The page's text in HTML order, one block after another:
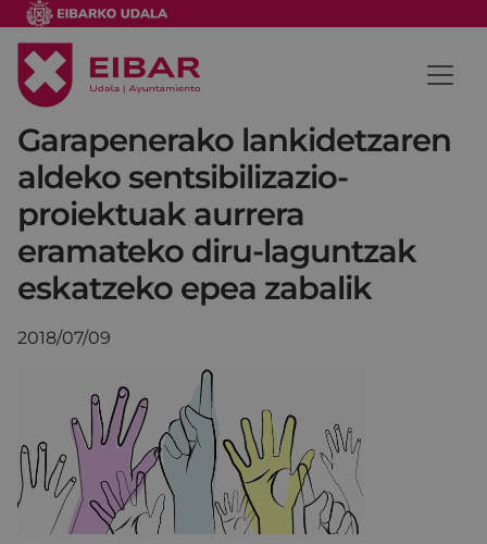
Garapenerako lankidetzaren
aldeko sentsibilizazio-
proiektuak aurrera
eramateko diru-laguntzak
eskatzeko epea zabalik
2018/07/09